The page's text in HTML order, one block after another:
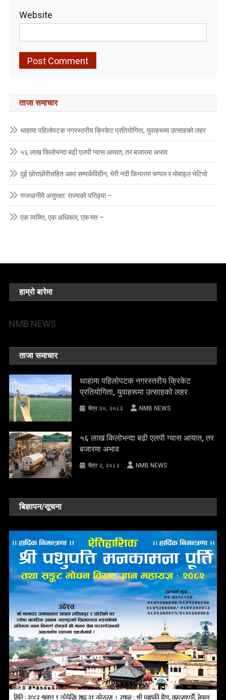
Website
ताजा समाचार
थाहामा पहिलोपटक नगरस्तरीय क्रिकेट प्रतियोगिता, युवाहरूमा उत्साहको लहर
५६ लाख किलोभन्दा बढी एलपी ग्यास आयात, तर बजारमा अभाव
दुई छोराछोरीसहित आमा सम्पर्कविहीन, भेरी नदी किनारमा चप्पल र मोबाइल भेटियो
राजधानीमै असुरक्षा: राज्यको परिछ्या –
एक व्यक्ति, एक अधिकार, एक मत –
हाम्रो बारेमा
NMB NEWS
ताजा समाचार
थाहामा पहिलोपटक नगरस्तरीय क्रिकेट
प्रतियोगिता, युवाहरूमा उत्साहको लहर
चैत्र २०, २०८२ NMB NEWS
५६ लाख किलोभन्दा बढी एलपी ग्यास आयात, तर
बजारमा अभाव
चैत्र २, २०८२ NMB NEWS
बिज्ञापन/सूचना